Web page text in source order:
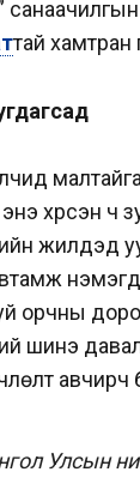
санаачилгын
тай хамтран
хүрсэн ч
орчны
шинэ
Улсын